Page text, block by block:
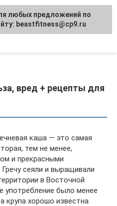
вред + рецепты для
каша — это самая
тем не менее,
и прекрасными
сеяли и выращивали
в Восточной
употребление было менее
крупа хорошо известна
любых предложений по
beastfitness@cp9.ru